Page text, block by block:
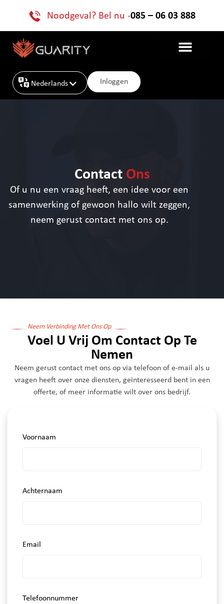
Noodgeval? Bel nu -085 – 06 03 888
Nederlands
English Inloggen
Contact Ons
Of u nu een vraag heeft, een idee voor een
samenwerking of gewoon hallo wilt zeggen,
neem gerust contact met ons op.
Neem Verbinding Met Ons Op
Voel U Vrij Om Contact Op Te
Nemen
Neem gerust contact met ons op via telefoon of e-mail als u
vragen heeft over onze diensten, geïnteresseerd bent in een
offerte, of meer informatie wilt over ons bedrijf.
Voornaam
Achternaam
Email
Telefoonnummer